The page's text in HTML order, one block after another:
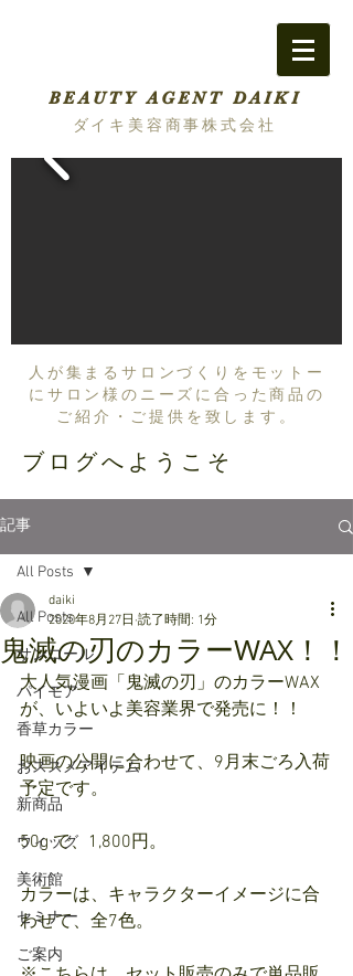
BEAUTY AGENT DAIKI
ダイキ美容商事株式会社
人が集まるサロンづくりをモットー
にサロン様のニーズに合った商品の
ご紹介・ご提供を致します。
ブログへようこそ
記事
All Posts
サンコール
パイモア
香草カラー
おススメアイテム
新商品
ウィッグ
美術館
セミナー
ご案内
All Posts
鬼滅の刃のカラーWAX！！
daiki
2020年8月27日 読了時間: 1分
大人気漫画「鬼滅の刃」のカラーWAX
が、いよいよ美容業界で発売に！！
映画の公開に合わせて、9月末ごろ入荷
予定です。
50g で、1,800円。
カラーは、キャラクターイメージに合
わせて、全7色。